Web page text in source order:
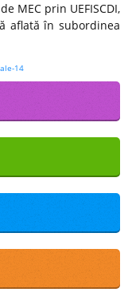
MEC prin UEFISCDI,
aflată în subordinea
14